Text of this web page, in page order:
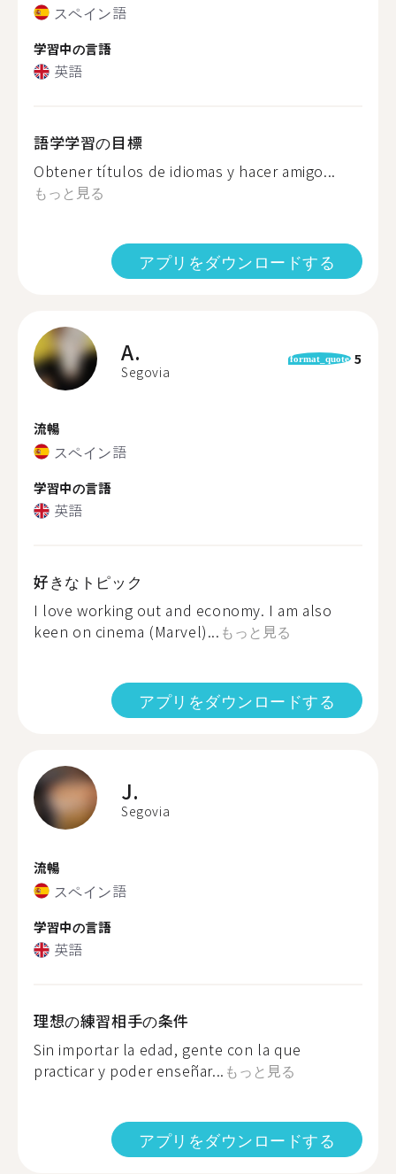
スペイン語
学習中の言語
英語
語学学習の目標
Obtener títulos de idiomas y hacer amigo...
もっと見る
アプリをダウンロードする
A.
Segovia
format_quote 5
流暢
スペイン語
学習中の言語
英語
好きなトピック
I love working out and economy. I am also
keen on cinema (Marvel)... もっと見る
アプリをダウンロードする
J.
Segovia
流暢
スペイン語
学習中の言語
英語
理想の練習相手の条件
Sin importar la edad, gente con la que
practicar y poder enseñar... もっと見る
アプリをダウンロードする